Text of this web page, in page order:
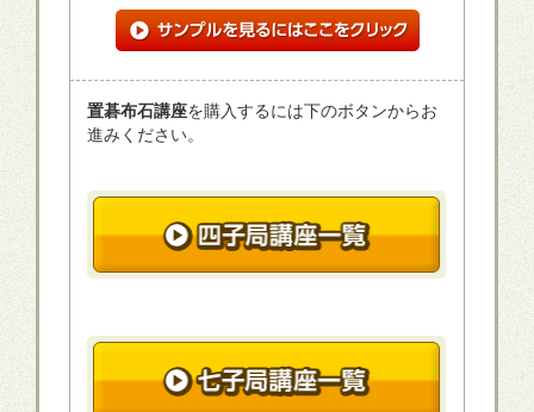
置碁布石講座を購入するには下のボタンからお
進みください。